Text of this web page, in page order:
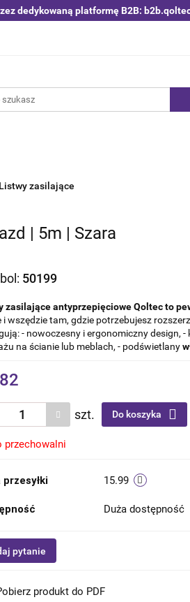
dedykowaną platformę B2B:
| Ethernet Anteny LTE 4G 5G
zasilające
| 5m | Szara
50199
zasilające antyprzepięciowe Qoltec to
i wszędzie tam, gdzie potrzebujesz
- nowoczesny i ergonomiczny design,
na ścianie lub meblach, - podświetlany
szt. Do koszyka
przechowalni
przesyłki 15.99
Duża dostępność
pytanie
produkt do PDF